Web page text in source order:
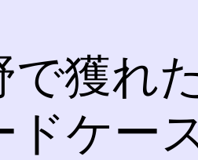
で獲れ
ドケー